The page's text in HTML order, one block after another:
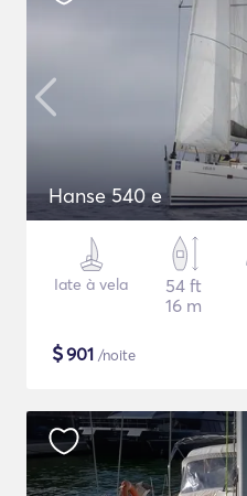
Hanse 540 e
Iate à vela
54 ft
16 m
$901 /noite